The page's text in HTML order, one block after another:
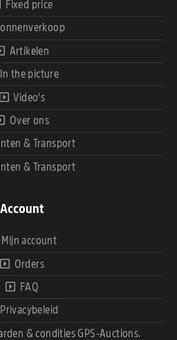
Fixed price
Artikelen
In the picture
Video’s
Over ons
& Transport
& Transport
Account
Mijn account
Orders
FAQ
Privacybeleid
& condities GPS-Auctions.